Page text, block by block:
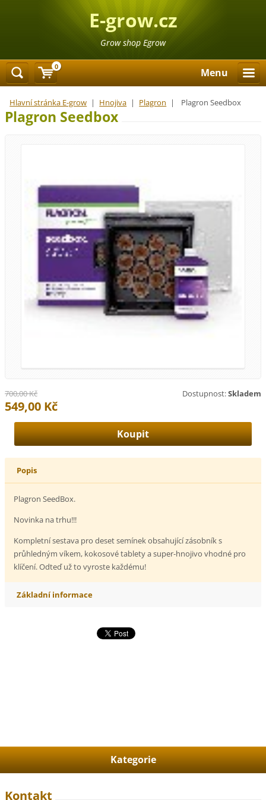
E-grow.cz
Grow shop Egrow
Menu
Hlavní stránka E-grow | Hnojiva | Plagron | Plagron Seedbox
Plagron Seedbox
Dostupnost:Skladem
700,00 Kč
549,00 Kč
Popis
Plagron SeedBox.
Novinka na trhu!!!
Kompletní sestava pro deset semínek obsahující zásobník s
průhledným víkem, kokosové tablety a super-hnojivo vhodné pro
klíčení. Odteď už to vyroste každému!
Základní informace
Kategorie
Kontakt
0